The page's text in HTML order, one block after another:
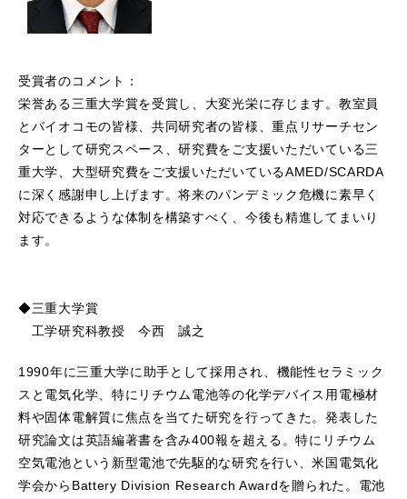
受賞者のコメント：
栄誉ある三重大学賞を受賞し、大変光栄に存じます。教室員
とバイオコモの皆様、共同研究者の皆様、重点リサーチセン
ターとして研究スペース、研究費をご支援いただいている三
重大学、大型研究費をご支援いただいているAMED/SCARDA
に深く感謝申し上げます。将来のパンデミック危機に素早く
対応できるような体制を構築すべく、今後も精進してまいり
ます。
◆三重大学賞
工学研究科教授 今西 誠之
1990年に三重大学に助手として採用され、機能性セラミック
スと電気化学、特にリチウム電池等の化学デバイス用電極材
料や固体電解質に焦点を当てた研究を行ってきた。発表した
研究論文は英語編著書を含み400報を超える。特にリチウム
空気電池という新型電池で先駆的な研究を行い、米国電気化
学会からBattery Division Research Awardを贈られた。電池